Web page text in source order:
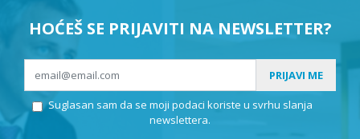
HOĆEŠ SE PRIJAVITI NA NEWSLETTER?
PRIJAVI ME
Suglasan sam da se moji podaci koriste u svrhu slanja
newslettera.